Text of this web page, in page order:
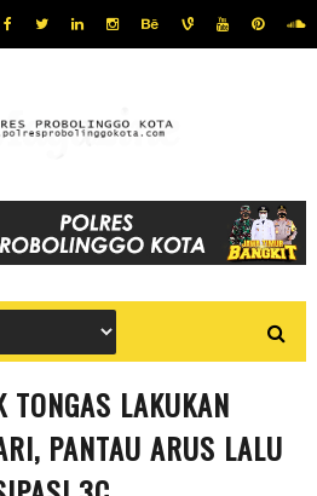
TONGAS LAKUKAN
PANTAU ARUS LALU